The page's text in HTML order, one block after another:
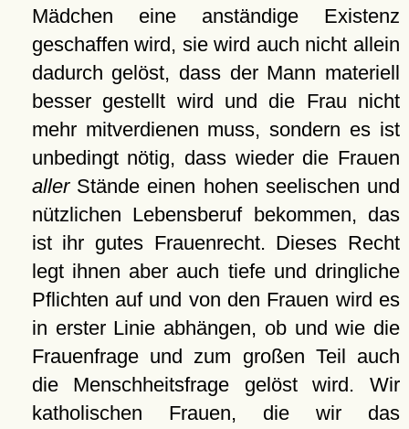
Mädchen eine anständige Existenz
geschaffen wird, sie wird auch nicht allein
dadurch gelöst, dass der Mann materiell
besser gestellt wird und die Frau nicht
mehr mitverdienen muss, sondern es ist
unbedingt nötig, dass wieder die Frauen
allerStände einen hohen seelischen und
nützlichen Lebensberuf bekommen, das
ist ihr gutes Frauenrecht. Dieses Recht
legt ihnen aber auch tiefe und dringliche
Pflichten auf und von den Frauen wird es
in erster Linie abhängen, ob und wie die
Frauenfrage und zum großen Teil auch
die Menschheitsfrage gelöst wird. Wir
katholischen Frauen, die wir das